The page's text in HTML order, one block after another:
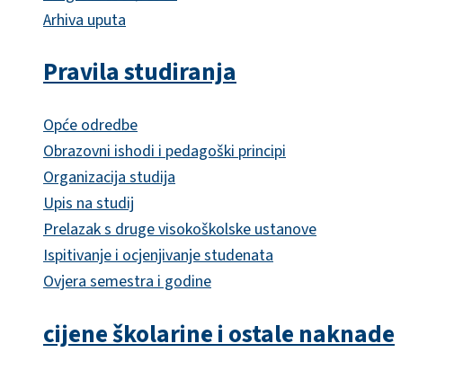
Arhiva uputa
Pravila studiranja
Opće odredbe
Obrazovni ishodi i pedagoški principi
Organizacija studija
Upis na studij
Prelazak s druge visokoškolske ustanove
Ispitivanje i ocjenjivanje studenata
Ovjera semestra i godine
cijene školarine i ostale naknade